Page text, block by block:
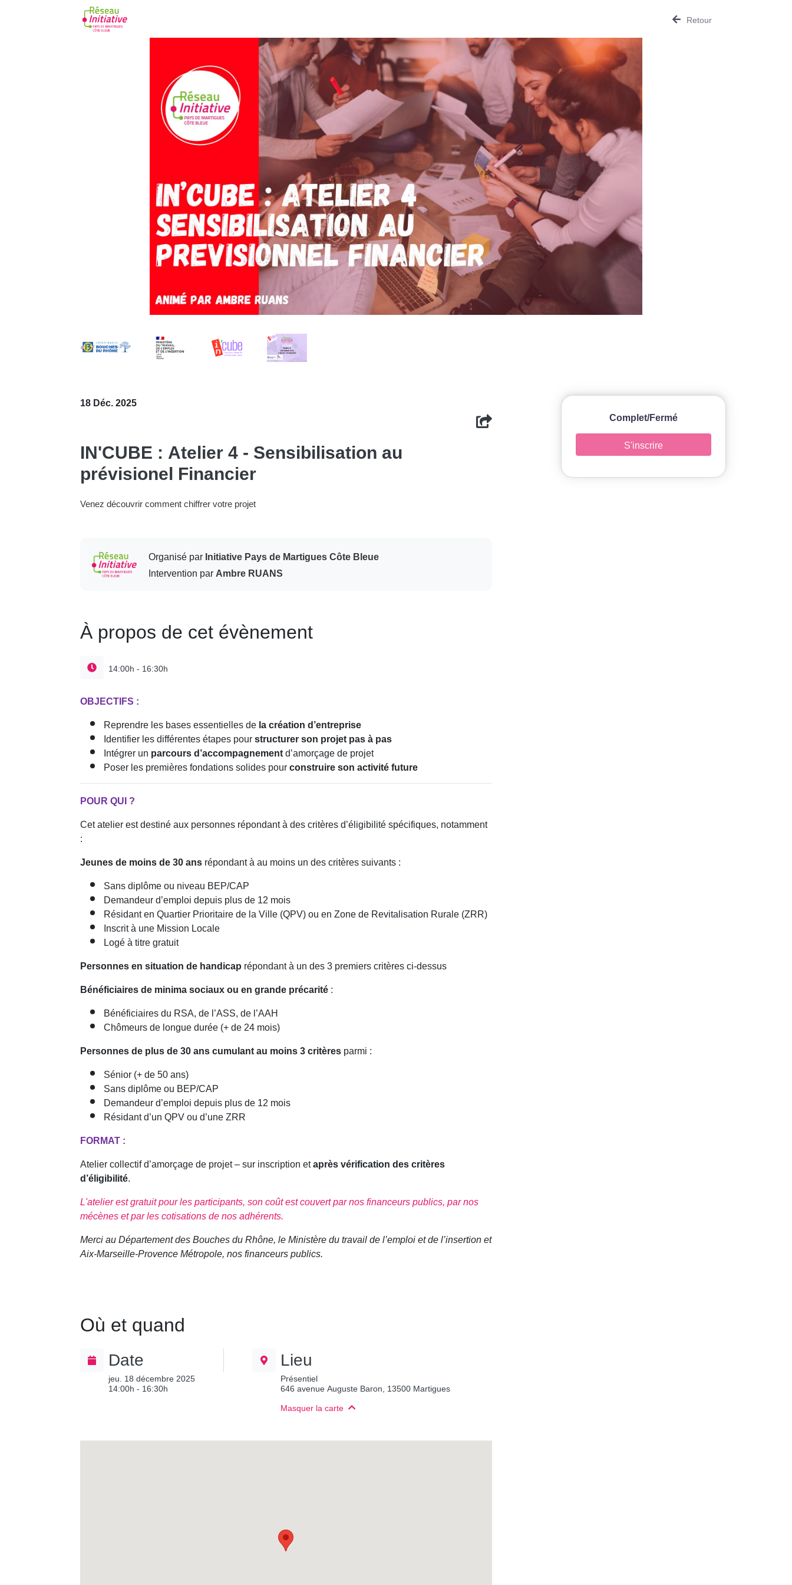
Retour
18 Déc. 2025
IN'CUBE : Atelier 4 - Sensibilisation au
prévisionel Financier
Venez découvrir comment chiffrer votre projet
Organisé parInitiative Pays de Martigues Côte Bleue
Intervention parAmbre RUANS
À propos de cet évènement
14:00h - 16:30h
OBJECTIFS :
Reprendre les bases essentielles dela création d’entreprise
Identifier les différentes étapes pourstructurer son projet pas à pas
Intégrer unparcours d’accompagnementd’amorçage de projet
Poser les premières fondations solides pourconstruire son activité future
POUR QUI ?
Cet atelier est destiné aux personnes répondant à des critères d’éligibilité spécifiques, notamment
:
Jeunes de moins de 30 ansrépondant à au moins un des critères suivants :
Sans diplôme ou niveau BEP/CAP
Demandeur d’emploi depuis plus de 12 mois
Résidant en Quartier Prioritaire de la Ville (QPV) ou en Zone de Revitalisation Rurale (ZRR)
Inscrit à une Mission Locale
Logé à titre gratuit
Personnes en situation de handicaprépondant à un des 3 premiers critères ci-dessus
Bénéficiaires de minima sociaux ou en grande précarité:
Bénéficiaires du RSA, de l’ASS, de l’AAH
Chômeurs de longue durée (+ de 24 mois)
Personnes de plus de 30 ans cumulant au moins 3 critèresparmi :
Sénior (+ de 50 ans)
Sans diplôme ou BEP/CAP
Demandeur d’emploi depuis plus de 12 mois
Résidant d’un QPV ou d’une ZRR
FORMAT :
Atelier collectif d’amorçage de projet – sur inscription etaprès vérification des critères
d’éligibilité.
L'atelier est gratuit pour les participants, son coût est couvert par nos financeurs publics, par nos
mécènes et par les cotisations de nos adhérents.
Merci au Département des Bouches du Rhône, le Ministère du travail de l’emploi et de l’insertion et
Aix-Marseille-Provence Métropole, nos financeurs publics.
Où et quand
Date
jeu. 18 décembre 2025
14:00h - 16:30h
Lieu
Présentiel
646 avenue Auguste Baron, 13500 Martigues
Masquer la carte
Complet/Fermé
S'inscrire